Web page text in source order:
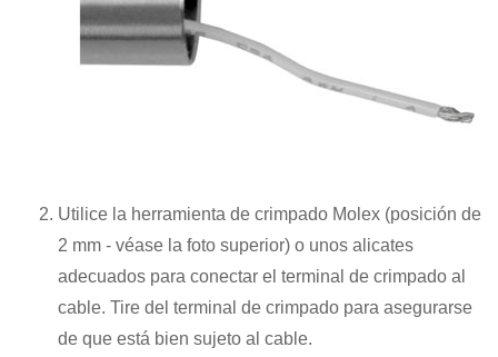
Utilice la herramienta de crimpado Molex (posición de
2 mm - véase la foto superior) o unos alicates
adecuados para conectar el terminal de crimpado al
cable. Tire del terminal de crimpado para asegurarse
de que está bien sujeto al cable.